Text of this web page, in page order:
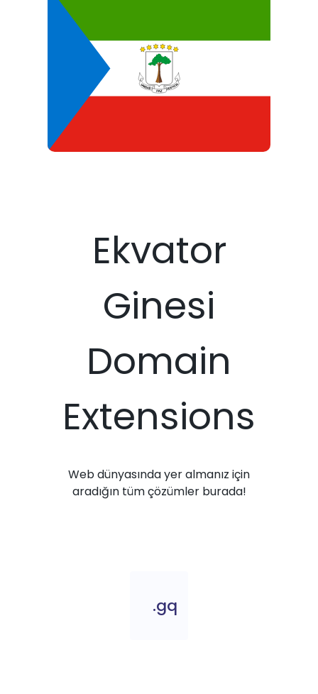
Ekvator
Ginesi
Domain
Extensions
Web dünyasında yer almanız için
aradığın tüm çözümler burada!
.gq